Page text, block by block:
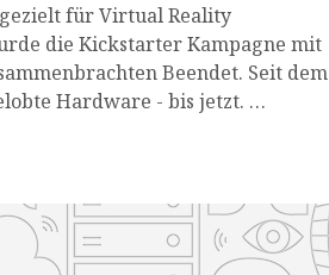
für Virtual Reality
die Kickstarter Kampagne mit
Beendet. Seit dem
Hardware - bis jetzt. …